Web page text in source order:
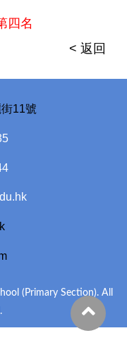
四名
< 返回
11號
(Primary Section). All